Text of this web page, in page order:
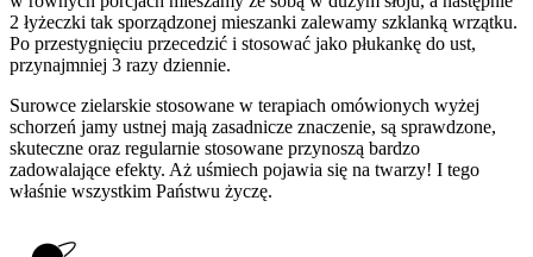
2 łyżeczki tak sporządzonej mieszanki zalewamy szklanką wrzątku.
Po przestygnięciu przecedzić i stosować jako płukankę do ust,
przynajmniej 3 razy dziennie.
Surowce zielarskie stosowane w terapiach omówionych wyżej
schorzeń jamy ustnej mają zasadnicze znaczenie, są sprawdzone,
skuteczne oraz regularnie stosowane przynoszą bardzo
zadowalające efekty. Aż uśmiech pojawia się na twarzy! I tego
właśnie wszystkim Państwu życzę.